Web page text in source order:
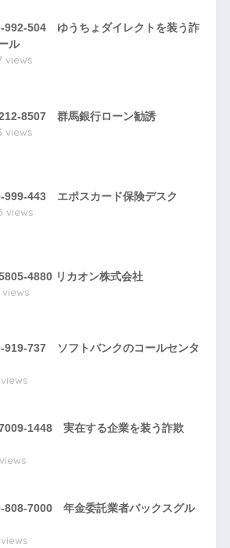
992-504 ゆうちょダイレクトを装う詐
ル
views
8507 群馬銀行ローン勧誘
views
999-443 エポスカード保険デスク
views
4880 リカオン株式会社
views
919-737 ソフトバンクのコールセンタ
1448 実在する企業を装う詐欺
808-7000 年金委託業者バックスグル